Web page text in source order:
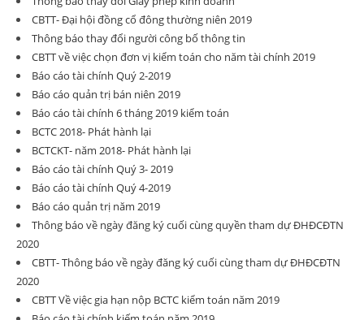
CBTT- Đại hội đồng cổ đông thường niên 2019
Thông báo thay đổi người công bố thông tin
CBTT về việc chọn đơn vị kiểm toán cho năm tài chính 2019
Báo cáo tài chính Quý 2-2019
Báo cáo quản trị bán niên 2019
Báo cáo tài chính 6 tháng 2019 kiểm toán
BCTC 2018- Phát hành lại
BCTCKT- năm 2018- Phát hành lại
Báo cáo tài chính Quý 3- 2019
Báo cáo tài chính Quý 4-2019
Báo cáo quản trị năm 2019
Thông báo về ngày đăng ký cuối cùng quyền tham dự ĐHĐCĐTN
2020
CBTT- Thông báo về ngày đăng ký cuối cùng tham dự ĐHĐCĐTN
2020
CBTT Về việc gia hạn nộp BCTC kiểm toán năm 2019